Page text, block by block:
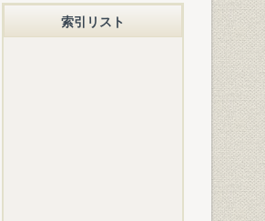
索引リスト